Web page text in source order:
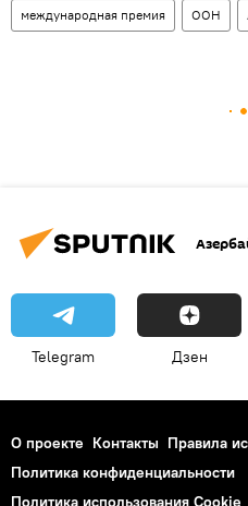
международная премия ООН
Telegram Дзен
О проекте Контакты Правила
Политика конфиденциальности
Политика использования Cookie